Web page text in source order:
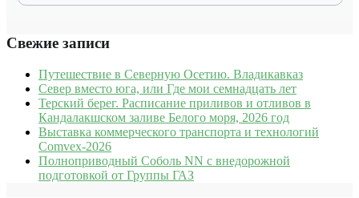
Свежие записи
Путешествие в Северную Осетию. Владикавказ
Север вместо юга, или Где мои семнадцать лет
Терский берег. Расписание приливов и отливов в
Кандалакшском заливе Белого моря, 2026 год
Выставка коммерческого транспорта и технологий
Comvex-2026
Полноприводный Соболь NN с внедорожной
подготовкой от Группы ГАЗ